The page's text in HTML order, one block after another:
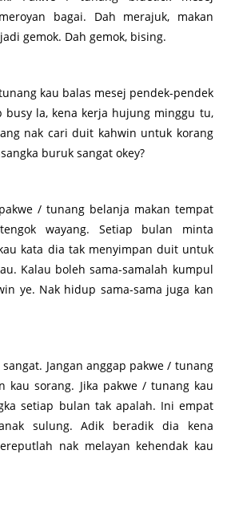
bagai. Dah merajuk, makan
gemok. Dah gemok, bising.
kau balas mesej pendek-pendek
busy la, kena kerja hujung minggu tu,
nak cari duit kahwin untuk korang
buruk sangat okey?
/ tunang belanja makan tempat
wayang. Setiap bulan minta
kata dia tak menyimpan duit untuk
Kalau boleh sama-samalah kumpul
ye. Nak hidup sama-sama juga kan
sangat. Jangan anggap pakwe / tunang
kau sorang. Jika pakwe / tunang kau
setiap bulan tak apalah. Ini empat
sulung. Adik beradik dia kena
nak melayan kehendak kau